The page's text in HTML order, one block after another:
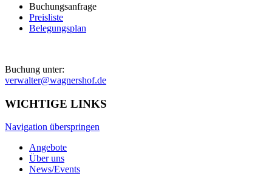
Buchungsanfrage
Preisliste
Belegungsplan
Buchung unter:
verwalter@wagnershof.de
WICHTIGE LINKS
Navigation überspringen
Angebote
Über uns
News/Events